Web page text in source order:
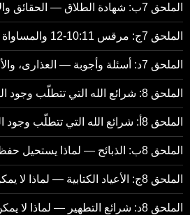
الملحق 7ب: شهادة الطلاق — الحقائق والأساطير
الملحق 7ج: مرقس 10:11-12 والمساواة الزائفة في الزنا
الملحق 7د: أسئلة وأجوبة — العذارى، والأرامل، والمطلقات
الملحق 8: شرائع الله التي تتطلّب وجود الهيكل
الملحق 8أ: شرائع الله التي تتطلّب وجود الهيكل
الملحق 8ب: الذبائح — لماذا يستحيل حفظها اليوم
الملحق 8ج: الأعياد الكتابية — لماذا لا يمكن حفظ أيٍّ منها اليوم
الملحق 8د: شرائع التطهير — لماذا لا يمكن حفظها بدون الهيكل